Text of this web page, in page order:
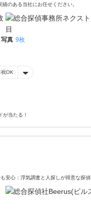
のある当社にお任せください。
写真 9枚
祝OK
当たる！
安心：浮気調査と人探しが得意な探偵